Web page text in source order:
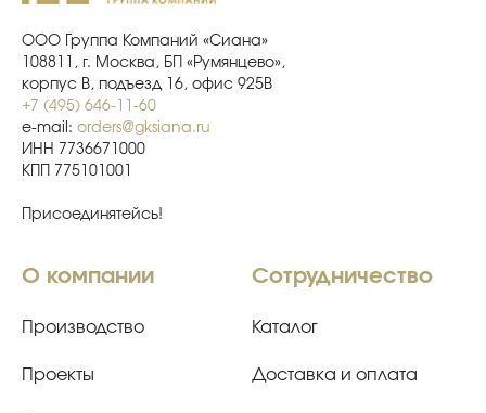
ООО Группа Компаний «Сиана»
108811, г. Москва, БП «Румянцево»,
корпус В, подъезд 16, офис 925В
+7 (495) 646-11-60
e-mail: orders@gksiana.ru
ИНН 7736671000
КПП 775101001
Присоединятейсь!
О компании
Производство
Проекты
Сотрудничество
Каталог
Доставка и оплата